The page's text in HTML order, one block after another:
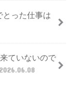
とった仕事は
ていないので
2026.06.08